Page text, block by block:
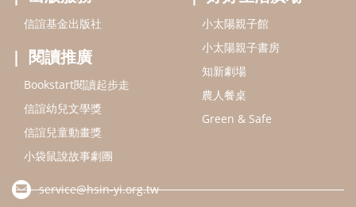
信誼好好育兒
小太陽親子書房
(02)2396-5305轉2345 (週一～週五 9:00～18:00)
認識信誼 合作洽談 智慧財產權聲明
本網站建議使用IE9(含以上)或 Google Chrome 版本瀏覽器
信誼基金會/上誼文化實業股份有限公司 版權所有 ©